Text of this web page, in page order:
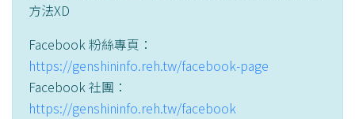
方法XD
Facebook 粉絲專頁：
https://genshininfo.reh.tw/facebook-page
Facebook 社團：
https://genshininfo.reh.tw/facebook